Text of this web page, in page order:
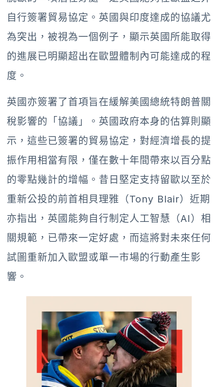
自行簽署貿易協定。英國與印度達成的協議尤
為突出，被視為一個例子，顯示英國所能取得
的進展已明顯超出在歐盟體制內可能達成的程
度。
英國亦簽署了首項旨在緩解美國總統特朗普關
稅影響的「協議」。英國政府本身的估算則顯
示，這些已簽署的貿易協定，對經濟增長的提
振作用相當有限，僅在數十年間帶來以百分點
的零點幾計的增幅。昔日堅定支持留歐以至於
重新公投的前首相貝理雅（Tony Blair）近期
亦指出，英國能夠自行制定人工智慧（AI）相
關規範，已帶來一定好處，而這將對未來任何
試圖重新加入歐盟或單一市場的行動產生影
響。